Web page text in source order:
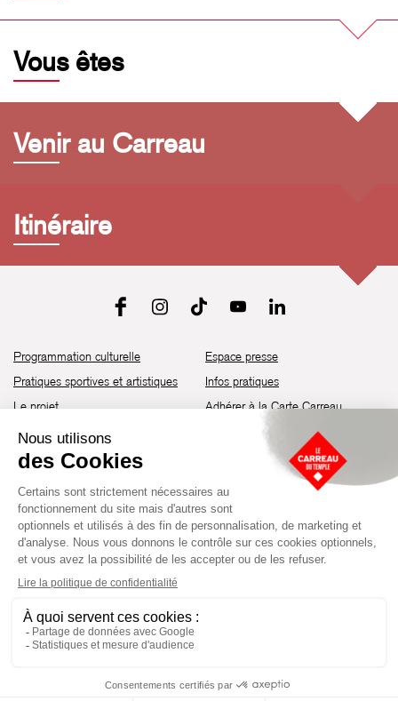
Vous êtes
Venir au Carreau
Itinéraire
Programmation culturelle
Pratiques sportives et artistiques
Le projet
Brochure de saison 25-26
Découvrir les espaces
Devenir partenaire
Espace presse
Infos pratiques
Adhérer à la Carte Carreau
Guide d’accessibilité
Établissement culturel et sportif à l’architecture industrielle de la fin du
XIXème siècle, le Carreau du Temple fut réhabilité en 2014 par la Ville
artistiques, culturels et sportifs, à travers une programmation éclectique